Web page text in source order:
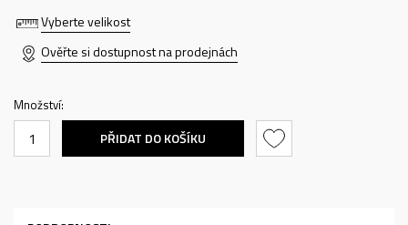
Vyberte velikost
Ověřte si dostupnost na prodejnách
Množství:
PŘIDAT DO KOŠÍKU